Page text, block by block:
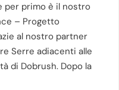
per primo è il nostro
– Progetto
al nostro partner
Serre adiacenti alle
di Dobrush. Dopo la